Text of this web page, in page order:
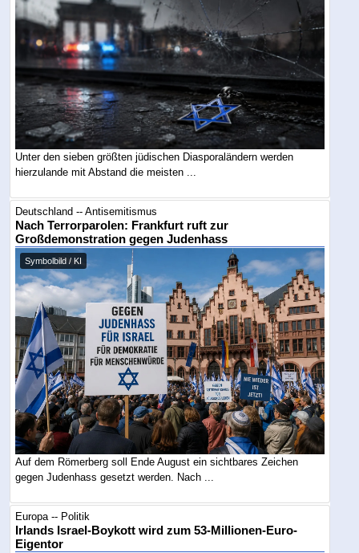
Unter den sieben größten jüdischen Diasporaländern werden
hierzulande mit Abstand die meisten ...
Deutschland -- Antisemitismus
Nach Terrorparolen: Frankfurt ruft zur
Großdemonstration gegen Judenhass
Symbolbild / KI
Auf dem Römerberg soll Ende August ein sichtbares Zeichen
gegen Judenhass gesetzt werden. Nach ...
Europa -- Politik
Irlands Israel-Boykott wird zum 53-Millionen-Euro-
Eigentor